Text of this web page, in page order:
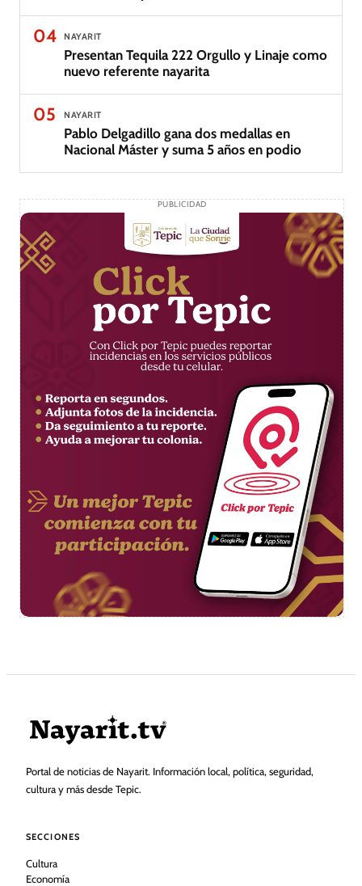
04 NAYARIT
Presentan Tequila 222 Orgullo y Linaje como
nuevo referente nayarita
05 NAYARIT
Pablo Delgadillo gana dos medallas en
Nacional Máster y suma 5 años en podio
PUBLICIDAD
Portal de noticias de Nayarit. Información local, política, seguridad,
cultura y más desde Tepic.
SECCIONES
Cultura
Economía